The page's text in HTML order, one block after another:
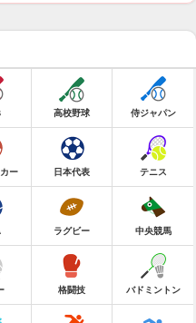
高校野球 侍ジャパン
ー 日本代表 テニス
ラグビー 中央競馬
格闘技 バドミントン